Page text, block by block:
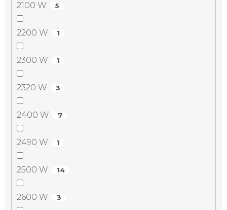
2100 W 5
2200 W 1
2300 W 1
2320 W 3
2400 W 7
2490 W 1
2500 W 14
2600 W 3